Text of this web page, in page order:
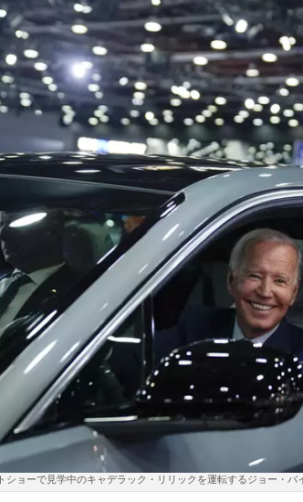
ショーで見学中のキャデラック・リリックを運転するジョー・